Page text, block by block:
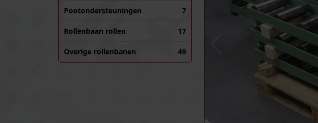
Pootondersteuningen 7
Rollenbaan rollen 17
Overige rollenbanen 49